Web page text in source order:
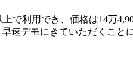
で利用でき、価格は14万
速デモにきていただくこ